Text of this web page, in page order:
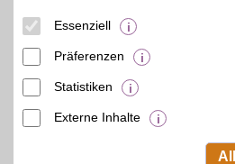
Beamten-Selbsthilfewerk
Essenziell
Präferenzen
Statistiken
Externe Inhalte